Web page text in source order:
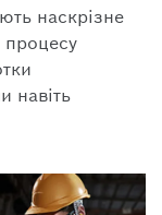
наскрізне
процесу
навіть